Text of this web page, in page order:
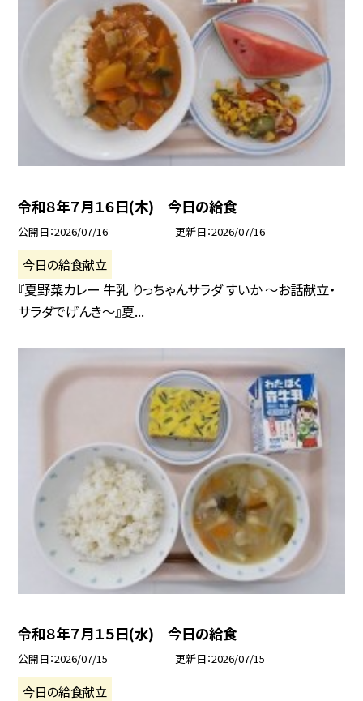
令和８年７月１６日(木) 今日の給食
公開日 2026/07/16 更新日 2026/07/16
今日の給食献立
『夏野菜カレー 牛乳 りっちゃんサラダ すいか ～お話献立・
サラダでげんき～』夏...
令和８年７月１５日(水) 今日の給食
公開日 2026/07/15 更新日 2026/07/15
今日の給食献立